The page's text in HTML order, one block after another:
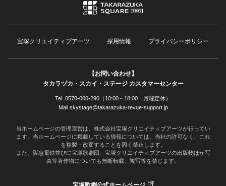
宝塚クリエイティブアーツ 採用情報 プライバシーポリシー
【お問い合わせ】
タカラヅカ・スカイ・ステージ カスタマーセンター
Tel. 0570-000-290（10:00～18:00 月曜定休）
Mail skystage@takarazuka-revue-support.jp
当ホームページの管理運営は、株式会社宝塚クリエイティブアーツが行ってい
ます。当ホームページに掲載している情報については、当社の許可なく、これ
を複製・改変することを固く禁止します。
また、阪急電鉄並びに宝塚歌劇団、宝塚クリエイティブアーツの出版物ほか写
真等著作物についても無断転載、複写等を禁じます。